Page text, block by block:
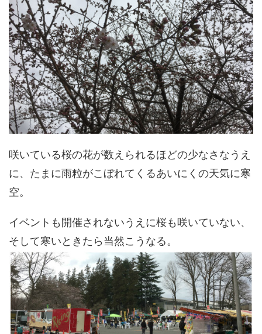
咲いている桜の花が数えられるほどの少なさなうえ
に、たまに雨粒がこぼれてくるあいにくの天気に寒
空。
イベントも開催されないうえに桜も咲いていない、
そして寒いときたら当然こうなる。